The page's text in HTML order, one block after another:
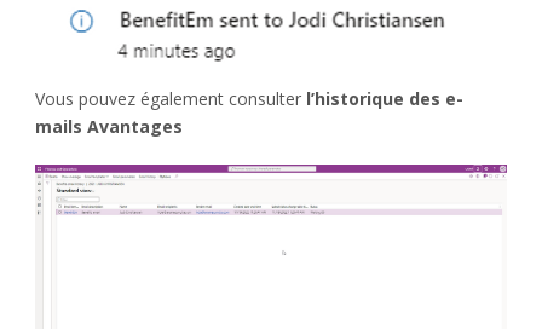
Vous pouvez également consulter l’historique des e-
mails Avantages